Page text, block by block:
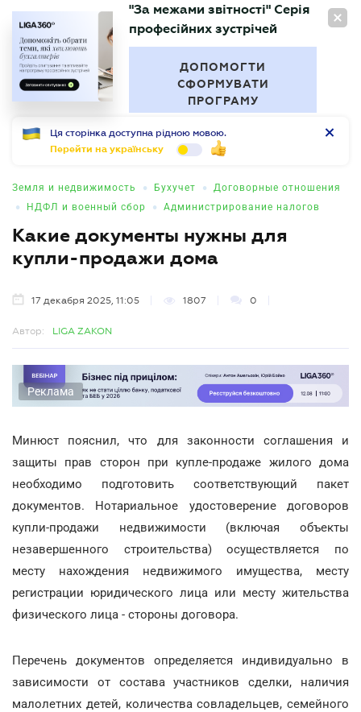
RU
БУХГАЛТЕР
"За межами звітності" Серія
професійних зустрічей
ДОПОМОГТИ
СФОРМУВАТИ
ПРОГРАМУ
Ця сторінка доступна рідною мовою.
Перейти на українську
Земля и недвижимость • Бухучет • Договорные отношения
• НДФЛ и военный сбор • Администрирование налогов
Какие документы нужны для
купли-продажи дома
17 декабря 2025, 11:05 1807 0
Автор: LIGA ZAKON
Реклама
Минюст пояснил, что для законности соглашения и
защиты прав сторон при купле-продаже жилого дома
необходимо подготовить соответствующий пакет
документов. Нотариальное удостоверение договоров
купли-продажи недвижимости (включая объекты
незавершенного строительства) осуществляется по
месту нахождения недвижимого имущества, месту
регистрации юридического лица или месту жительства
физического лица - стороны договора.
Перечень документов определяется индивидуально в
зависимости от состава участников сделки, наличия
малолетних детей, количества совладельцев, семейного